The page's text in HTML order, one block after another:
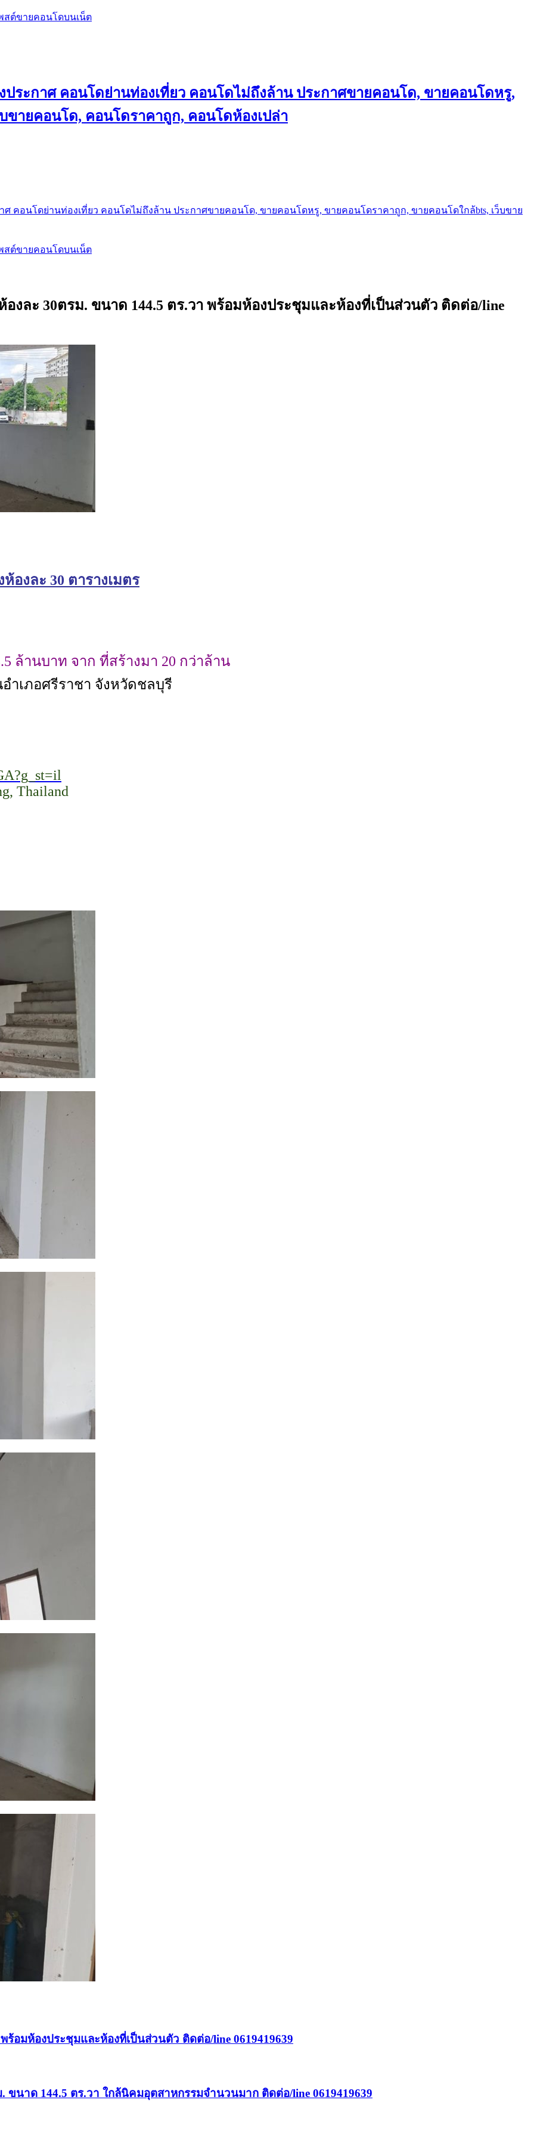
สต์ขายคอนโดบนเน็ต
ประกาศ คอนโดย่านท่องเที่ยว คอนโดไม่ถึงล้าน ประกาศขายคอนโด, ขายคอนโดหรู,
ขายคอนโด, คอนโดราคาถูก, คอนโดห้องเปล่า
ศ คอนโดย่านท่องเที่ยว คอนโดไม่ถึงล้าน ประกาศขายคอนโด, ขายคอนโดหรู, ขายคอนโดราคาถูก, ขายคอนโดใกล้bts, เว็บขาย
สต์ขายคอนโดบนเน็ต
งละ 30ตรม. ขนาด 144.5 ตร.วา พร้อมห้องประชุมและห้องที่เป็นส่วนตัว ติดต่อ/line
องละ 30 ตารางเมตร
ล้านบาท จาก ที่สร้างมา 20 กว่าล้าน
เภอศรีราชา จังหวัดชลบุรี
Thailand
อมห้องประชุมและห้องที่เป็นส่วนตัว ติดต่อ/line 0619419639
นาด 144.5 ตร.วา ใกล้นิคมอุตสาหกรรมจำนวนมาก ติดต่อ/line 0619419639